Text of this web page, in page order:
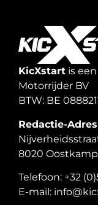
KicXstart is
Motorrijder BV
BTW: BE
Redactie-Adres
8020
Telefoon: +32
E-mail: